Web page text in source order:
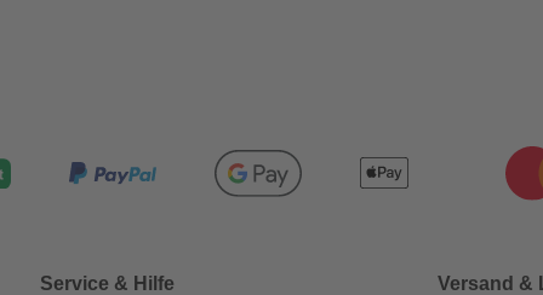
Service & Hilfe Versand &